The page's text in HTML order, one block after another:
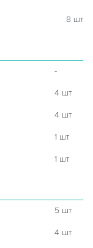
8 шт
-
4 шт
4 шт
1 шт
1 шт
5 шт
4 шт